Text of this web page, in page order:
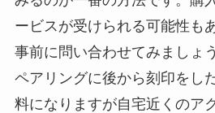
ービスが受けられる可能性も
事前に問い合わせてみましょ
ペアリングに後から刻印をし
料になりますが自宅近くのア